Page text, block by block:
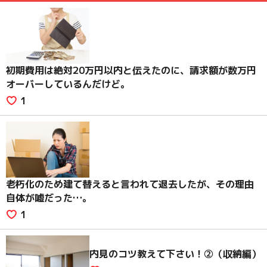
初期費用は絶対20万円以内と伝えたのに、請求額が数万円
オーバーしているんだけど。
1
老朽化のため建て替えると言われて退去したが、その理由
自体が嘘だった…。
1
内見のコツ教えて下さい！②（収納編）